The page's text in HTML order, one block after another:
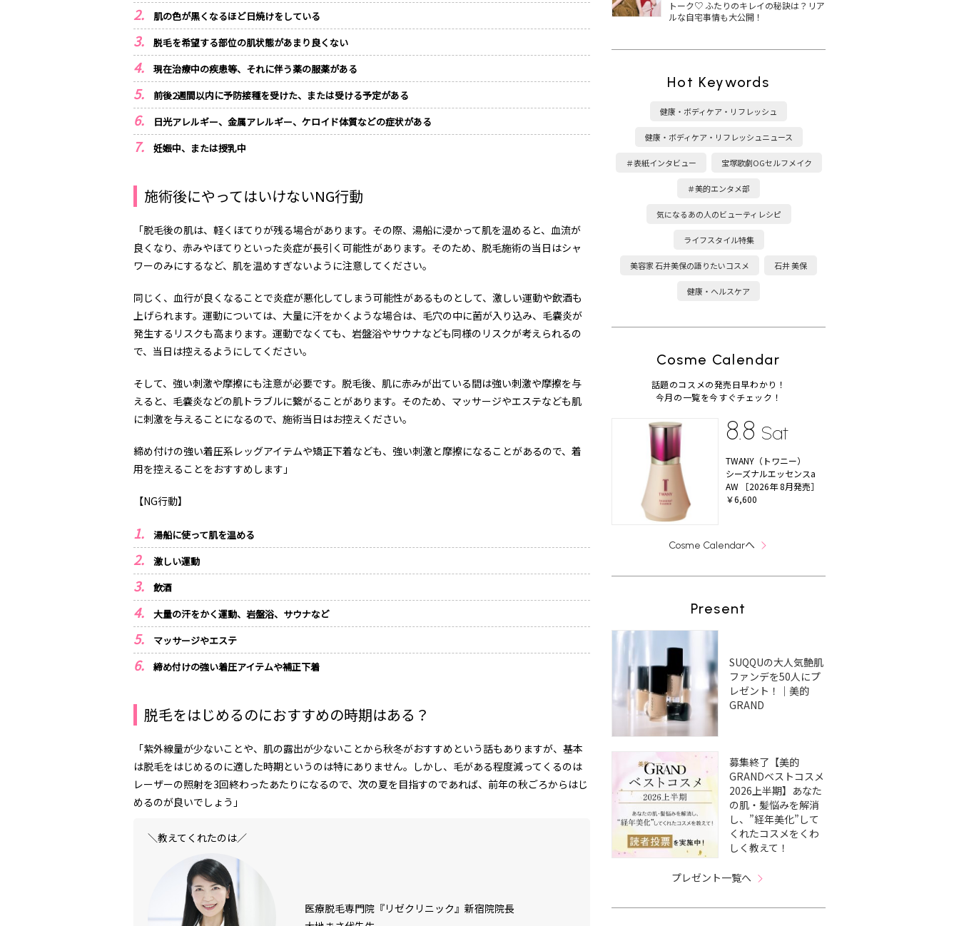
肌の色が黒くなるほど日焼けをしている
脱毛を希望する部位の肌状態があまり良くない
現在治療中の疾患等、それに伴う薬の服薬がある
前後2週間以内に予防接種を受けた、または受ける予定がある
日光アレルギー、金属アレルギー、ケロイド体質などの症状がある
妊娠中、または授乳中
施術後にやってはいけないNG行動
「脱毛後の肌は、軽くほてりが残る場合があります。その際、湯船に浸かって肌を温めると、血流が
良くなり、赤みやほてりといった炎症が長引く可能性があります。そのため、脱毛施術の当日はシャ
ワーのみにするなど、肌を温めすぎないように注意してください。
同じく、血行が良くなることで炎症が悪化してしまう可能性があるものとして、激しい運動や飲酒も
上げられます。運動については、大量に汗をかくような場合は、毛穴の中に菌が入り込み、毛嚢炎が
発生するリスクも高まります。運動でなくても、岩盤浴やサウナなども同様のリスクが考えられるの
で、当日は控えるようにしてください。
そして、強い刺激や摩擦にも注意が必要です。脱毛後、肌に赤みが出ている間は強い刺激や摩擦を与
えると、毛嚢炎などの肌トラブルに繋がることがあります。そのため、マッサージやエステなども肌
に刺激を与えることになるので、施術当日はお控えください。
締め付けの強い着圧系レッグアイテムや矯正下着なども、強い刺激と摩擦になることがあるので、着
用を控えることをおすすめします」
【NG行動】
湯船に使って肌を温める
激しい運動
飲酒
大量の汗をかく運動、岩盤浴、サウナなど
マッサージやエステ
締め付けの強い着圧アイテムや補正下着
脱毛をはじめるのにおすすめの時期はある？
「紫外線量が少ないことや、肌の露出が少ないことから秋冬がおすすめという話もありますが、基本
は脱毛をはじめるのに適した時期というのは特にありません。しかし、毛がある程度減ってくるのは
レーザーの照射を3回終わったあたりになるので、次の夏を目指すのであれば、前年の秋ごろからはじ
めるのが良いでしょう」
＼教えてくれたのは／
医療脱毛専門院『リゼクリニック』新宿院院長
トーク♡ ふたりのキレイの秘訣は？リア
ルな自宅事情も大公開！
Hot Keywords
健康・ボディケア・リフレッシュ
健康・ボディケア・リフレッシュニュース
＃表紙インタビュー 宝塚歌劇OGセルフメイク
＃美的エンタメ部
気になるあの人のビューティレシピ
ライフスタイル特集
美容家 石井美保の語りたいコスメ 石井 美保
健康・ヘルスケア
Cosme Calendar
話題のコスメの発売日早わかり！
今月の一覧を今すぐチェック！
8.8 Sat
TWANY（トワニー）
シーズナルエッセンスa
AW ［2026年 8月発売］
￥6,600
Cosme Calendarへ
Present
SUQQUの大人気艶肌
ファンデを50人にプ
レゼント！｜美的
GRAND
募集終了【美的
GRANDベストコスメ
2026上半期】あなた
の肌・髪悩みを解消
し、”経年美化”して
くれたコスメをくわ
しく教えて！
プレゼント一覧へ